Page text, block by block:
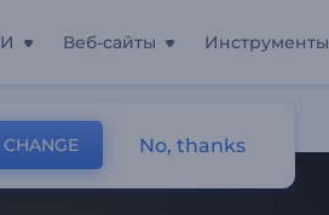
Веб-сайты Инструменты
CHANGE No, thanks